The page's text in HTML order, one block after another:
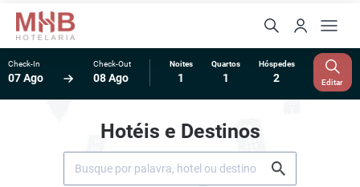
Check-In
07 Ago
Check-Out
08 Ago
Noites
1
Quartos
1
Hóspedes
2 Editar
Hotéis e Destinos